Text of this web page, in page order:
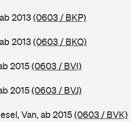
2013(0603 / BKP)
2013(0603 / BKQ)
2015(0603 / BVI)
2015(0603 / BVJ)
Van, ab 2015(0603 / BVK)